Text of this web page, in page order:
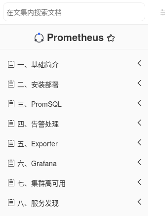
Prometheus
一、基础简介
二、安装部署
三、PromSQL
四、告警处理
五、Exporter
六、Grafana
七、集群高可用
八、服务发现